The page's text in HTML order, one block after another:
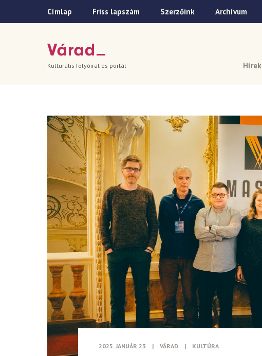
Címlap Friss lapszám Szerzőink Archívum
Hírek
Kulturális folyóirat és portál
2025. JANUÁR 23 | VÁRAD | KULTÚRA